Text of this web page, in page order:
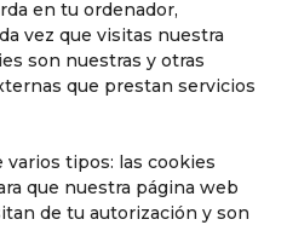
en tu ordenador,
vez que visitas nuestra
son nuestras y otras
que prestan servicios
varios tipos: las cookies
que nuestra página web
de tu autorización y son